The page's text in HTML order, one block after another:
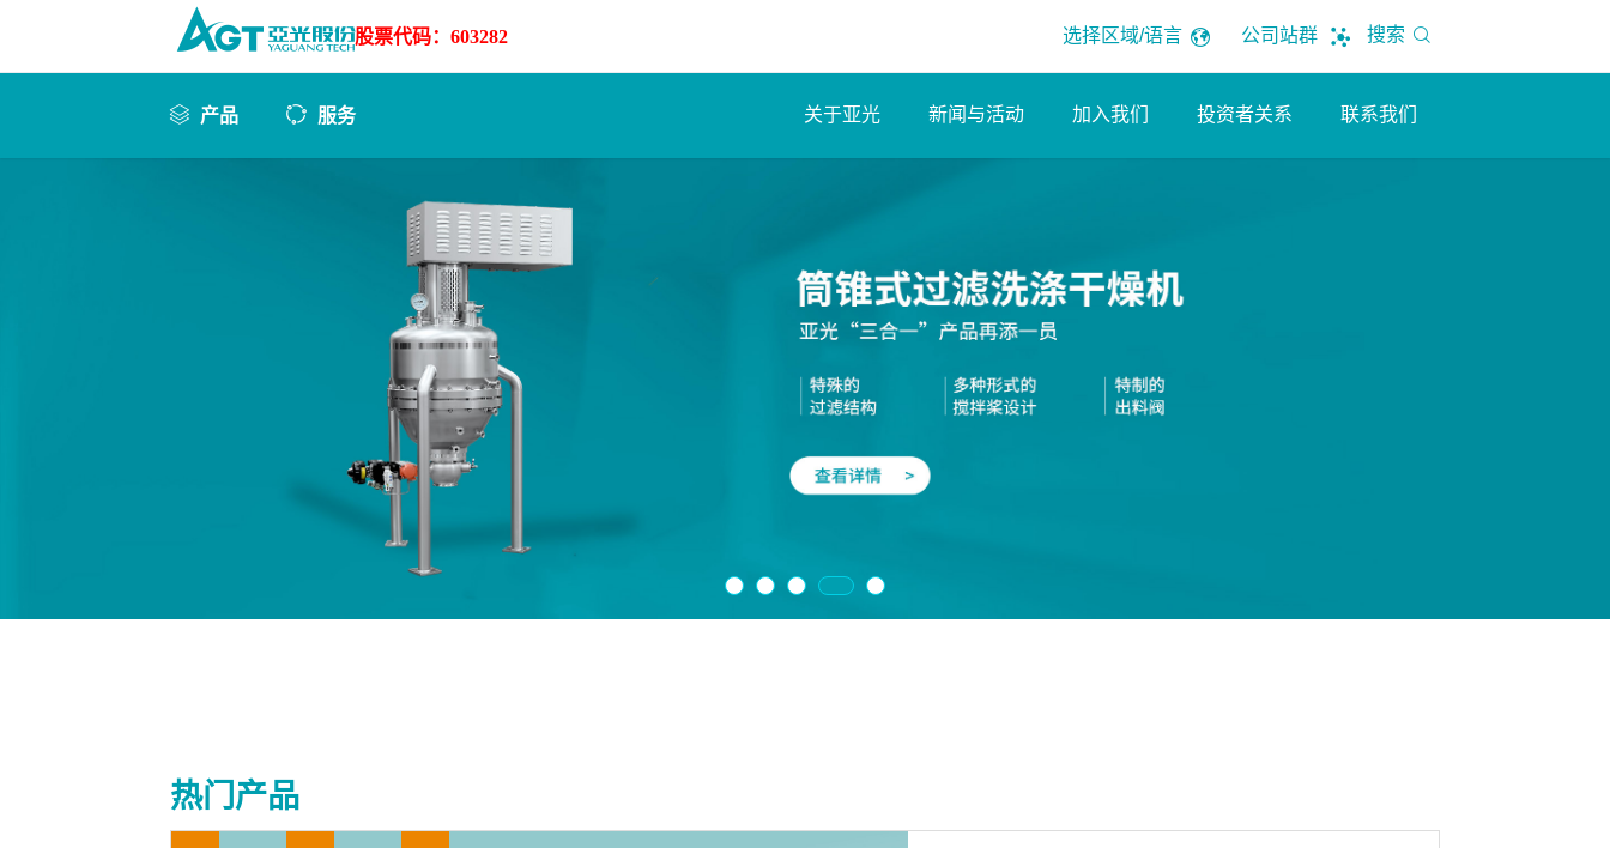
 选择区域/语言 公司站群 搜索
股票代码：603282
产品 服务 联系我们
投资者关系
加入我们
新闻与活动
关于亚光
热门产品